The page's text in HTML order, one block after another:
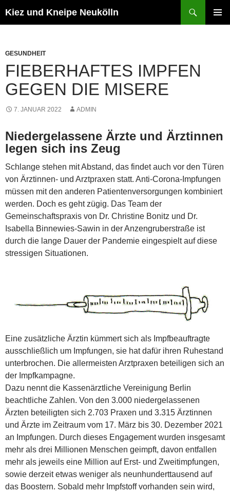
Inhalt
Kiez und Kneipe Neukölln
GESUNDHEIT
FIEBERHAFTES IMPFEN
GEGEN DIE MISERE
7. JANUAR 2022 ADMIN
Niedergelassene Ärzte und Ärztinnen
legen sich ins Zeug
Schlange stehen mit Abstand, das findet auch vor den Türen
von Ärztinnen- und Arztpraxen statt. Anti-Corona-Impfungen
müssen mit den anderen Patientenversorgungen kombiniert
werden. Doch es geht zügig. Das Team der
Gemeinschaftspraxis von Dr. Christine Bonitz und Dr.
Isabella Binnewies-Sawin in der Anzengruberstraße ist
durch die lange Dauer der Pandemie eingespielt auf diese
stressigen Situationen.
Eine zusätzliche Ärztin kümmert sich als Impfbeauftragte
ausschließlich um Impfungen, sie hat dafür ihren Ruhestand
unterbrochen. Die allermeisten Arztpraxen beteiligen sich an
der Impfkam­pagne.
Dazu nennt die Kassen­ärztliche Vereinigung Berlin
beachtliche Zahlen. Von den 3.000 niedergelassenen
Ärzten beteiligten sich 2.703 Praxen und 3.315 Ärztinnen
und Ärzte im Zeitraum vom 17. März bis 30. Dezember 2021
an Impfungen. Durch dieses Engagement wurden insgesamt
mehr als drei Millionen Menschen geimpft, davon entfallen
mehr als jeweils eine Million auf Erst- und Zweitimpfungen,
sowie derzeit etwas weniger als neunhunderttausend auf
das Boostern. Sobald mehr Impfstoff vorhanden sein wird,